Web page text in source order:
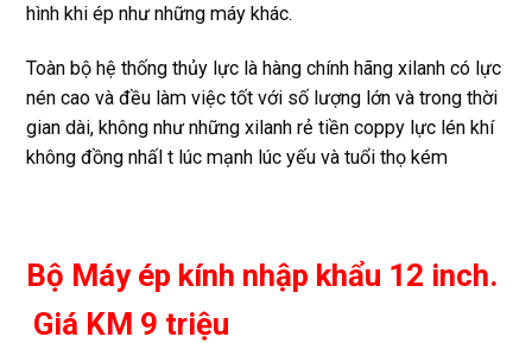
hình khi ép như những máy khác.
Toàn bộ hệ thống thủy lực là hàng chính hãng xilanh có lực
nén cao và đều làm việc tốt với số lượng lớn và trong thời
gian dài, không như những xilanh rẻ tiền coppy lực lén khí
không đồng nhấl t lúc mạnh lúc yếu và tuổi thọ kém
Bộ Máy ép kính nhập khẩu 12 inch.
Giá KM 9 triệu